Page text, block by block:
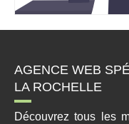
AGENCE WEB
LA ROCHELLE
Découvrez tous les